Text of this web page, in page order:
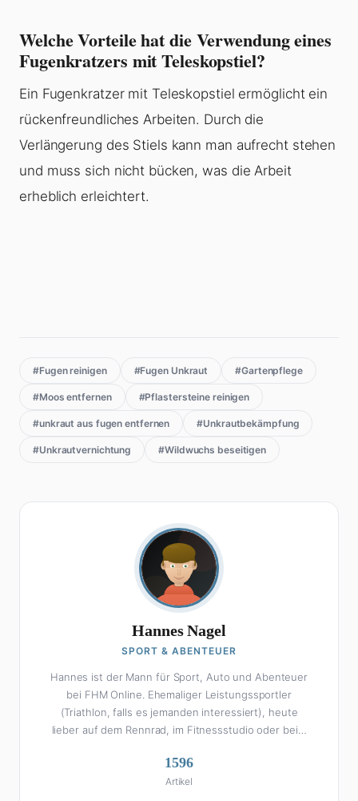
Welche Vorteile hat die Verwendung eines
Fugenkratzers mit Teleskopstiel?
Ein Fugenkratzer mit Teleskopstiel ermöglicht ein
rückenfreundliches Arbeiten. Durch die
Verlängerung des Stiels kann man aufrecht stehen
und muss sich nicht bücken, was die Arbeit
erheblich erleichtert.
#Fugen reinigen #Fugen Unkraut #Gartenpflege
#Moos entfernen #Pflastersteine reinigen
#unkraut aus fugen entfernen #Unkrautbekämpfung
#Unkrautvernichtung #Wildwuchs beseitigen
Hannes Nagel
SPORT & ABENTEUER
Hannes ist der Mann für Sport, Auto und Abenteuer
bei FHM Online. Ehemaliger Leistungssportler
(Triathlon, falls es jemanden interessiert), heute
lieber auf dem Rennrad, im Fitnessstudio oder beim
enzyklopädisch: Egal ob Bundesliga-Analyse, Formel 1,
UFC oder Olympia – Hannes liefert fundierte
1596
Artikel